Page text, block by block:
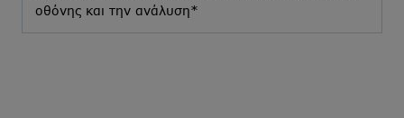
οθόνης και την ανάλυση*